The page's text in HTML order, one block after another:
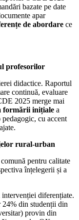
bazate pe date
apar
de abordare ce
profesorilor
didactice. Raportul
continuă, evaluare
2025 merge mai
formării inițiale a
cu accent
rural-urban
pentru calitate
înțelegerii și a
diferențiate.
24% din studenții din
provin din